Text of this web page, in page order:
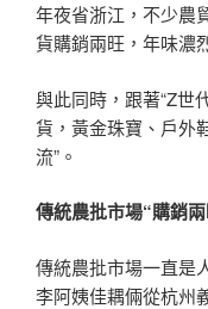
年夜省浙江，不少農
貨購銷兩旺，年味濃
與此同時，跟著“Z世
貨，黃金珠寶、戶外
流”。
傳統農批市場“購銷
傳統農批市場一直是
李阿姨佳耦倆從杭州